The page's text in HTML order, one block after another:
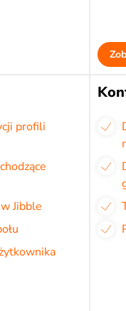
profili
Jibble